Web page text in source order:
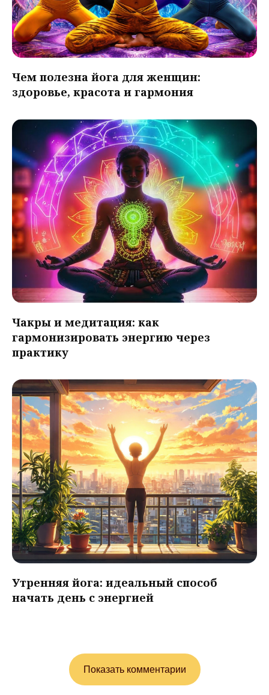
Чем полезна йога для женщин:
здоровье, красота и гармония
Чакры и медитация: как
гармонизировать энергию через
практику
Утренняя йога: идеальный способ
начать день с энергией
Показать комментарии